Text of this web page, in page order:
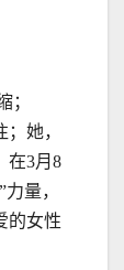
；
她，
在3月8
量，
的女性